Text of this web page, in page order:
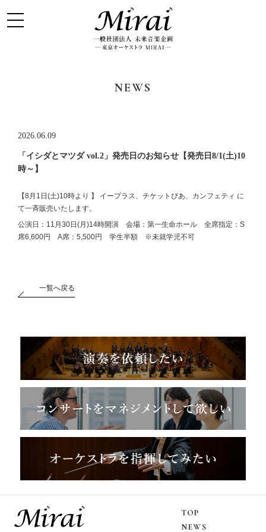
NEWS
2026.06.09
「イシダとマツダ vol.2」発売日のお知らせ【発売日8/1(土)10
時～】
【8月1日(土)10時より 】 イープラス、チケットぴあ、カンフェティ に
て一斉販売いたします。
公演日：11月30日(月)14時開演 会場：第一生命ホール 全席指定：S
席6,600円 A席：5,500円 学生半額 ※未就学児不可
一覧へ戻る
TOP
NEWS